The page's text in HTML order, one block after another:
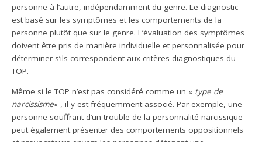
personne à l’autre, indépendamment du genre. Le diagnostic
est basé sur les symptômes et les comportements de la
personne plutôt que sur le genre. L’évaluation des symptômes
doivent être pris de manière individuelle et personnalisée pour
déterminer s’ils correspondent aux critères diagnostiques du
TOP.
Même si le TOP n’est pas considéré comme un « type de
narcissisme« , il y est fréquemment associé. Par exemple, une
personne souffrant d’un trouble de la personnalité narcissique
peut également présenter des comportements oppositionnels